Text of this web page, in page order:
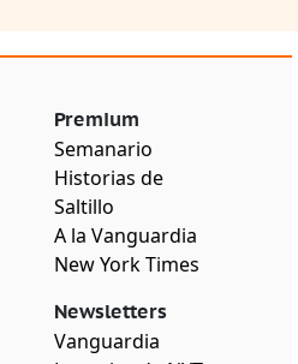
Premium
Semanario
Historias de
Saltillo
A la Vanguardia
New York Times
Newsletters
Vanguardia